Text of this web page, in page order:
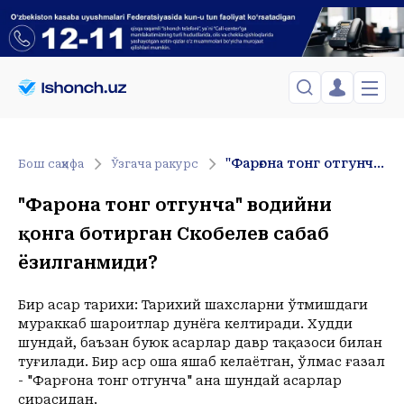
ЎЗБЕКИСТОН
Спорт
Жамият
Иқтисод
ХОРИЖ
Иқтисод
Сиёсат
ЎЗГАЧА РАКУРС
МЕҲНАТ ҲУҚУҚИ
ҲОДИСА
ИНТЕРВЬЮ
Telefon raqamingizni kiritng
Tasdiqlash kodini SMS orqali yuboramiz
Менинг саҳифам
СақланганларToshkent Shahar
+37
Hozir
+37C
12:00
+38C
13:00
+37C
14:00
+37 C
15:00
+36C
16:00
+37C
17:00
+37C
18:00
+36 C
19:00
+34C
Бош саҳифа Ўзгача ракурс "Фарғона тонг отгунча" водийни қонга ботирган Скобелев сабаб ёзилганмиди?
"Фарғона тонг отгунча" водийни
қонга ботирган Скобелев сабаб
ёзилганмиди?
Бир асар тарихи: Тарихий шахсларни ўтмишдаги
мураккаб шароитлар дунёга келтиради. Худди
шундай, баъзан буюк асарлар давр тақазоси билан
туғилади. Бир аср оша яшаб келаётган, ўлмас ғазал
- "Фарғона тонг отгунча" ана шундай асарлар
сирасидан.